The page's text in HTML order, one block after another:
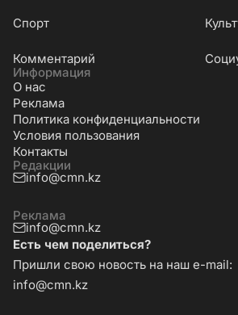
Cпорт
Комментарий
Информация
О нас
Реклама
Политика конфиденциальности
Условия пользования
Контакты
Редакции
info@cmn.kz
Реклама
info@cmn.kz
Есть чем поделиться?
Пришли свою новость на наш e-mail:
info@cmn.kz